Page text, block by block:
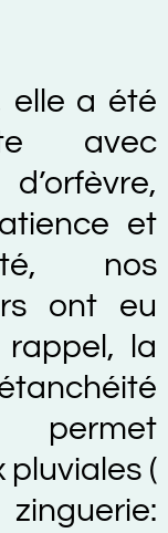
elle a été
avec
et
nos
ont eu
la
permet
pluviales (